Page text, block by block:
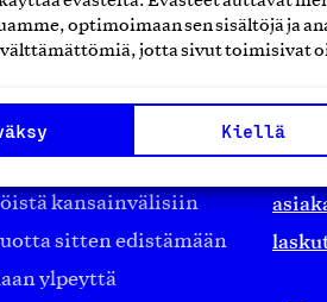
optimoimaan sen sisältöjä ja
välttämättömiä, jotta sivut toimisivat
Kiellä
työmarkkinajärjestöistä
kansainvälisiin
sitten edistämään
ylpeyttä